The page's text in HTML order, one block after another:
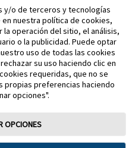
y/o de terceros y tecnologías
nuestra política de cookies,
operación del sitio, el análisis,
o la publicidad. Puede optar
uso de todas las cookies
su uso haciendo clic en
requeridas, que no se
propias preferencias haciendo
opciones".
OPCIONES